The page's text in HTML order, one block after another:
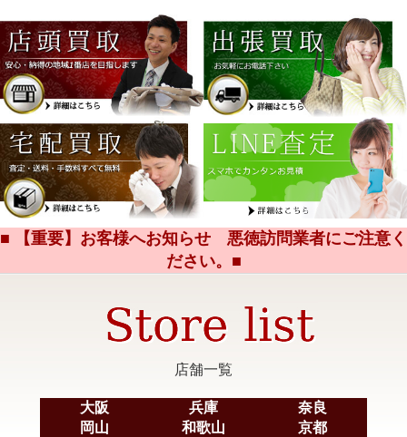
■ 【重要】お客様へお知らせ 悪徳訪問業者にご注意く
ださい。■
店舗一覧
大阪 兵庫
奈良
岡山
和歌山
京都